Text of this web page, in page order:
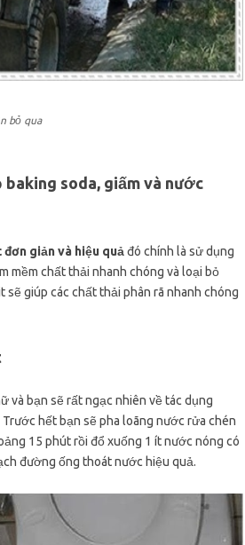
bỏ qua
soda, giấm và nước
giản và hiệu quảđó chính là sử dụng
mềm chất thải nhanh chóng và loại bỏ
giúp các chất thải phân rã nhanh chóng
và bạn sẽ rất ngạc nhiên về tác dụng
hết bạn sẽ pha loãng nước rửa chén
15 phút rồi đổ xuống 1 ít nước nóng có
đường ống thoát nước hiệu quả.